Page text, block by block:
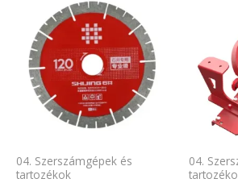
04. Szerszámgépek és
tartozékok
04.